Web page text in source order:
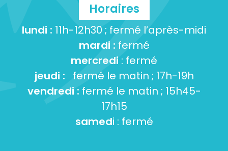
Horaires
lundi : 11h-12h30 ; fermé l’après-midi
mardi : fermé
mercredi : fermé
jeudi : fermé le matin ; 17h-19h
vendredi : fermé le matin ; 15h45-
17h15
samedi : fermé